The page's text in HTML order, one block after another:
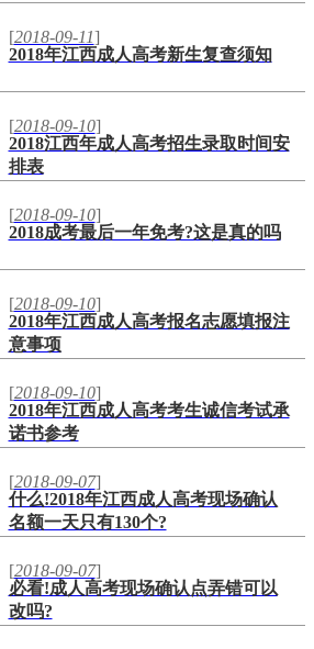
[2018-09-11]
2018年江西成人高考新生复查须知
[2018-09-10]
2018江西年成人高考招生录取时间安
排表
[2018-09-10]
2018成考最后一年免考?这是真的吗
[2018-09-10]
2018年江西成人高考报名志愿填报注
意事项
[2018-09-10]
2018年江西成人高考考生诚信考试承
诺书参考
[2018-09-07]
什么!2018年江西成人高考现场确认
名额一天只有130个?
[2018-09-07]
必看!成人高考现场确认点弄错可以
改吗?